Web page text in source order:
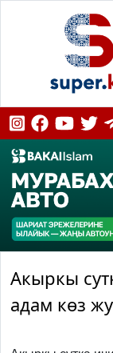
Акыркы
адам көз